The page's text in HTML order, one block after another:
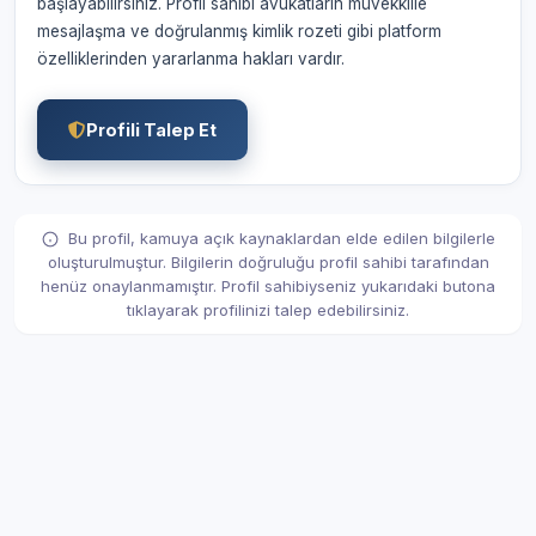
mesajlaşma ve doğrulanmış kimlik rozeti gibi platform
özelliklerinden yararlanma hakları vardır.
Profili Talep Et
Bu profil, kamuya açık kaynaklardan elde edilen bilgilerle
oluşturulmuştur. Bilgilerin doğruluğu profil sahibi tarafından
henüz onaylanmamıştır. Profil sahibiyseniz yukarıdaki butona
tıklayarak profilinizi talep edebilirsiniz.